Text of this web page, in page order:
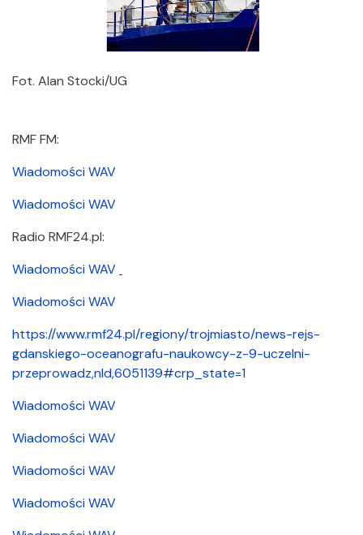
Fot. Alan Stocki/UG
RMF FM:
Wiadomości WAV
Wiadomości WAV
Radio RMF24.pl:
Wiadomości WAV
Wiadomości WAV
https://www.rmf24.pl/regiony/trojmiasto/news-rejs-
gdanskiego-oceanografu-naukowcy-z-9-uczelni-
przeprowadz,nId,6051139#crp_state=1
Wiadomości WAV
Wiadomości WAV
Wiadomości WAV
Wiadomości WAV